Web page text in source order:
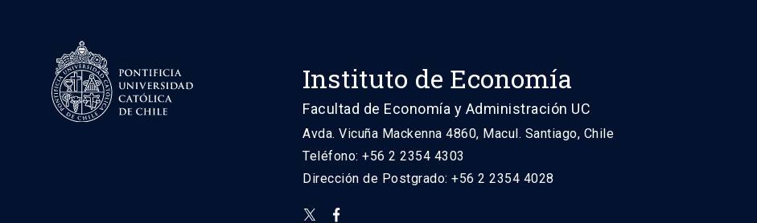
Instituto de Economía
Facultad de Economía y Administración UC
Avda. Vicuña Mackenna 4860, Macul. Santiago, Chile
Teléfono: +56 2 2354 4303
Dirección de Postgrado: +56 2 2354 4028